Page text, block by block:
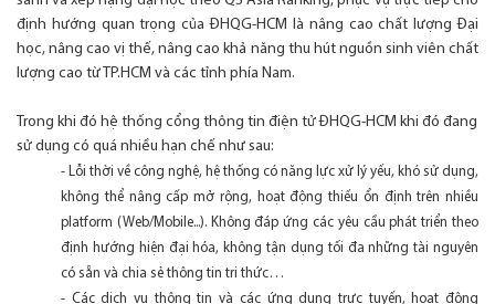
định hướng quan trọng của ĐHQG-HCM là nâng cao chất lượng Đại
học, nâng cao vị thế, nâng cao khả năng thu hút nguồn sinh viên chất
lượng cao từ TP.HCM và các tỉnh phía Nam.
Trong khi đó hệ thống cổng thông tin điện tử ĐHQG-HCM khi đó đang
sử dụng có quá nhiều hạn chế như sau:
- Lỗi thời về công nghệ, hệ thống có năng lực xử lý yếu, khó sử dụng,
không thể nâng cấp mở rộng, hoạt động thiếu ổn định trên nhiều
platform (Web/Mobile...). Không đáp ứng các yêu cầu phát triển theo
định hướng hiện đại hóa, không tận dụng tối đa những tài nguyên
có sẵn và chia sẻ thông tin tri thức…
- Các dịch vụ thông tin và các ứng dụng trực tuyến, hoạt động